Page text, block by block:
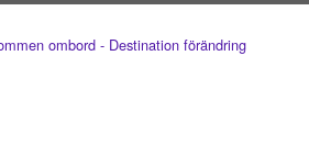
ombord - Destination förändring